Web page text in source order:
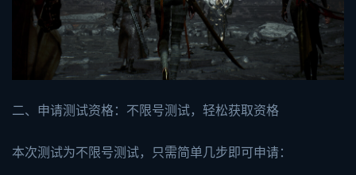
二、申请测试资格：不限号测试，轻松获取资格
本次测试为不限号测试，只需简单几步即可申请：